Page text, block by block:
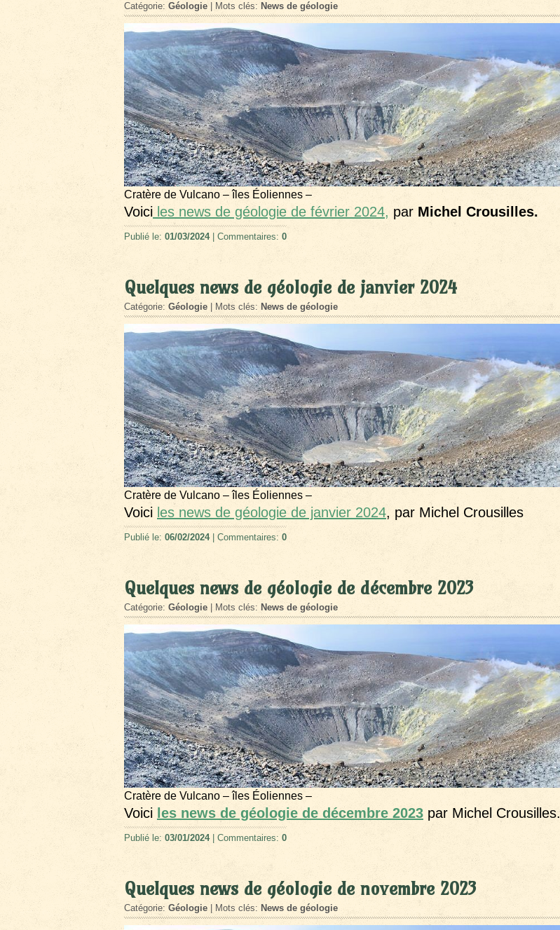
Catégorie: Géologie | Mots clés: News de géologie
Cratère de Vulcano – îles Éoliennes –
Voici les news de géologie de février 2024, par Michel Crousilles.
Publié le: 01/03/2024| Commentaires: 0
Quelques news de géologie de janvier 2024
Catégorie: Géologie | Mots clés: News de géologie
Cratère de Vulcano – îles Éoliennes –
Voici les news de géologie de janvier 2024, par Michel Crousilles
Publié le: 06/02/2024| Commentaires: 0
Quelques news de géologie de décembre 2023
Catégorie: Géologie | Mots clés: News de géologie
Cratère de Vulcano – îles Éoliennes –
Voici les news de géologie de décembre 2023 par Michel Crousilles.
Publié le: 03/01/2024| Commentaires: 0
Quelques news de géologie de novembre 2023
Catégorie: Géologie | Mots clés: News de géologie